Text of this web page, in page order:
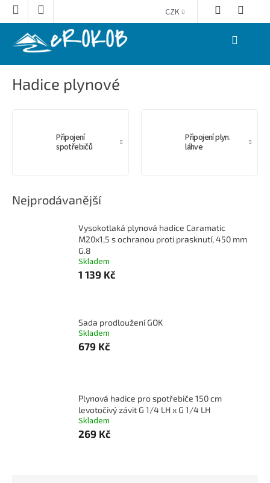
Přejít
CZK
NÁKUPNÍ
Hadice plynové
Připojení
spotřebičů
Připojení plyn.
láhve
Nejprodávanější
Vysokotlaká plynová hadice Caramatic
M20x1,5 s ochranou proti prasknutí, 450 mm
G.8
Skladem
1 139 Kč
Sada prodloužení GOK
Skladem
679 Kč
Plynová hadice pro spotřebiče 150 cm
levotočivý závit G 1/4 LH x G 1/4 LH
Skladem
269 Kč